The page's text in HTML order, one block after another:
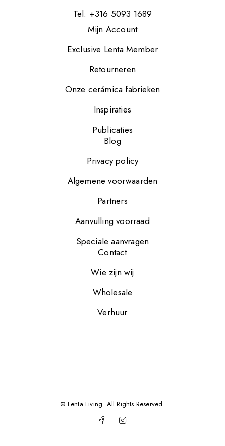
Tel: +316 5093 1689
Mijn Account
Exclusive Lenta Member
Retourneren
Onze cerámica fabrieken
Inspiraties
Publicaties
Blog
Privacy policy
Algemene voorwaarden
Partners
Aanvulling voorraad
Speciale aanvragen
Contact
Wie zijn wij
Wholesale
Verhuur
© Lenta Living. All Rights Reserved.